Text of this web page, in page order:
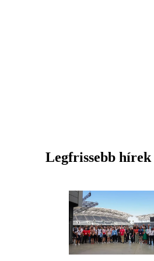
Legfrissebb hírek